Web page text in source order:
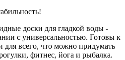
доски для гладкой воды -
с универсальностью. Готовы к
всего, что можно придумать
фитнес, йога и рыбалка.